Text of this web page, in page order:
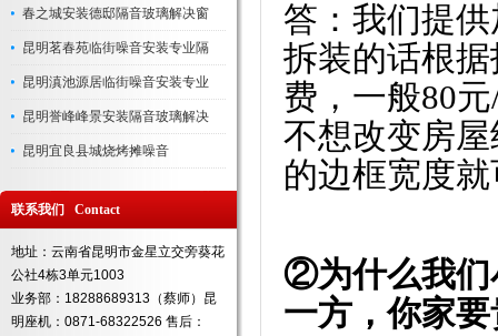
春之城安装德邸隔音玻璃解决窗
昆明茗春苑临街噪音安装专业隔
昆明滇池源居临街噪音安装专业
昆明誉峰峰景安装隔音玻璃解决
昆明宜良县城烧烤摊噪音
联系我们 Contact
地址：云南省昆明市金星立交旁葵花
公社4栋3单元1003
业务部：18288689313（蔡师）昆
明座机：0871-68322526 售后：
答：我们提
拆装的话根
费，一般80
不想改变房
的边框宽度
②为什么我们
一方，你家